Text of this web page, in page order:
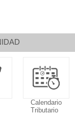
Calendario
Tributario